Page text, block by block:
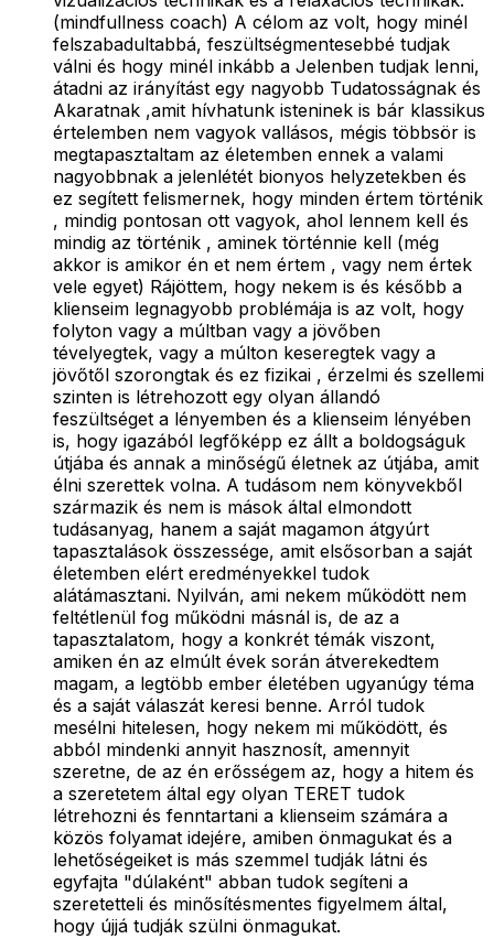
(mindfullness coach) A célom az volt, hogy minél
felszabadultabbá, feszültségmentesebbé tudjak
válni és hogy minél inkább a Jelenben tudjak lenni,
átadni az irányítást egy nagyobb Tudatosságnak és
Akaratnak ,amit hívhatunk isteninek is bár klassikus
értelemben nem vagyok vallásos, mégis többsör is
megtapasztaltam az életemben ennek a valami
nagyobbnak a jelenlétét bionyos helyzetekben és
ez segített felismernek, hogy minden értem történik
, mindig pontosan ott vagyok, ahol lennem kell és
mindig az történik , aminek történnie kell (még
akkor is amikor én et nem értem , vagy nem értek
vele egyet) Rájöttem, hogy nekem is és később a
klienseim legnagyobb problémája is az volt, hogy
folyton vagy a múltban vagy a jövőben
tévelyegtek, vagy a múlton keseregtek vagy a
jövőtől szorongtak és ez fizikai , érzelmi és szellemi
szinten is létrehozott egy olyan állandó
feszültséget a lényemben és a klienseim lényében
is, hogy igazából legfőképp ez állt a boldogságuk
útjába és annak a minőségű életnek az útjába, amit
élni szerettek volna. A tudásom nem könyvekből
származik és nem is mások által elmondott
tudásanyag, hanem a saját magamon átgyúrt
tapasztalások összessége, amit elsősorban a saját
életemben elért eredményekkel tudok
alátámasztani. Nyilván, ami nekem működött nem
feltétlenül fog működni másnál is, de az a
tapasztalatom, hogy a konkrét témák viszont,
amiken én az elmúlt évek során átverekedtem
magam, a legtöbb ember életében ugyanúgy téma
és a saját válaszát keresi benne. Arról tudok
mesélni hitelesen, hogy nekem mi működött, és
abból mindenki annyit hasznosít, amennyit
szeretne, de az én erősségem az, hogy a hitem és
a szeretetem által egy olyan TERET tudok
létrehozni és fenntartani a klienseim számára a
közös folyamat idejére, amiben önmagukat és a
lehetőségeiket is más szemmel tudják látni és
egyfajta "dúlaként" abban tudok segíteni a
szeretetteli és minősítésmentes figyelmem által,
hogy újjá tudják szülni önmagukat.